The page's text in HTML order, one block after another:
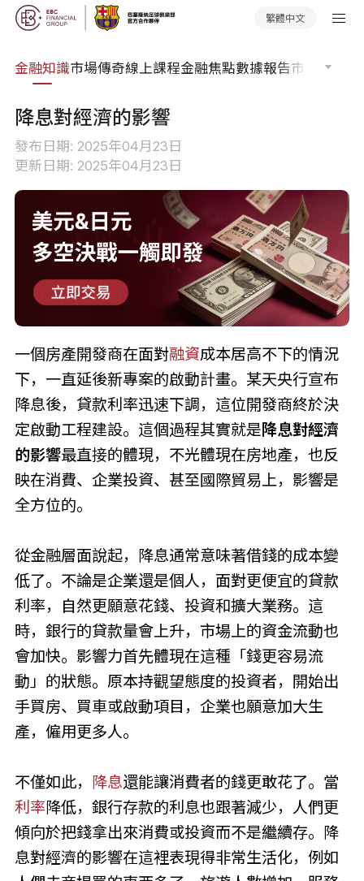
繁體中文
金融知識市場傳奇線上課程金融焦點數據報告市場分析
降息對經濟的影響
發布日期: 2025年04月23日
更新日期: 2025年04月23日
一個房產開發商在面對融資成本居高不下的情況
下，一直延後新專案的啟動計畫。某天央行宣布
降息後，貸款利率迅速下調，這位開發商終於決
定啟動工程建設。這個過程其實就是降息對經濟
的影響最直接的體現，不光體現在房地產，也反
映在消費、企業投資、甚至國際貿易上，影響是
全方位的。
從金融層面說起，降息通常意味著借錢的成本變
低了。不論是企業還是個人，面對更便宜的貸款
利率，自然更願意花錢、投資和擴大業務。這
時，銀行的貸款量會上升，市場上的資金流動也
會加快。影響力首先體現在這種「錢更容易流
動」的狀態。原本持觀望態度的投資者，開始出
手買房、買車或啟動項目，企業也願意加大生
產，僱用更多人。
不僅如此， 降息還能讓消費者的錢更敢花了。當
利率降低，銀行存款的利息也跟著減少，人們更
傾向於把錢拿出來消費或投資而不是繼續存。降
息對經濟的影響在這裡表現得非常生活化，例如